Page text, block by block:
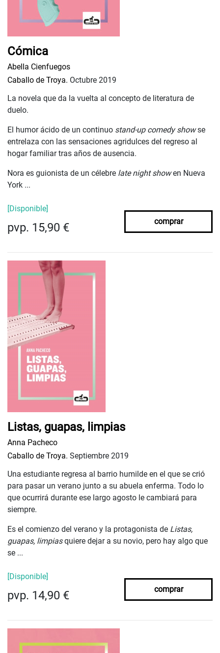
Cómica
Abella Cienfuegos
Caballo de Troya. Octubre 2019
La novela que da la vuelta al concepto de literatura de
duelo.
El humor ácido de un continuo stand-up comedy showse
entrelaza con las sensaciones agridulces del regreso al
hogar familiar tras años de ausencia.
Nora es guionista de un célebre late night showen Nueva
York ...
[Disponible]
pvp. 15,90 € comprar
Listas, guapas, limpias
Anna Pacheco
Caballo de Troya. Septiembre 2019
Una estudiante regresa al barrio humilde en el que se crió
para pasar un verano junto a su abuela enferma. Todo lo
que ocurrirá durante ese largo agosto le cambiará para
siempre.
Es el comienzo del verano y la protagonista de Listas,
guapas, limpiasquiere dejar a su novio, pero hay algo que
se ...
[Disponible]
pvp. 14,90 € comprar